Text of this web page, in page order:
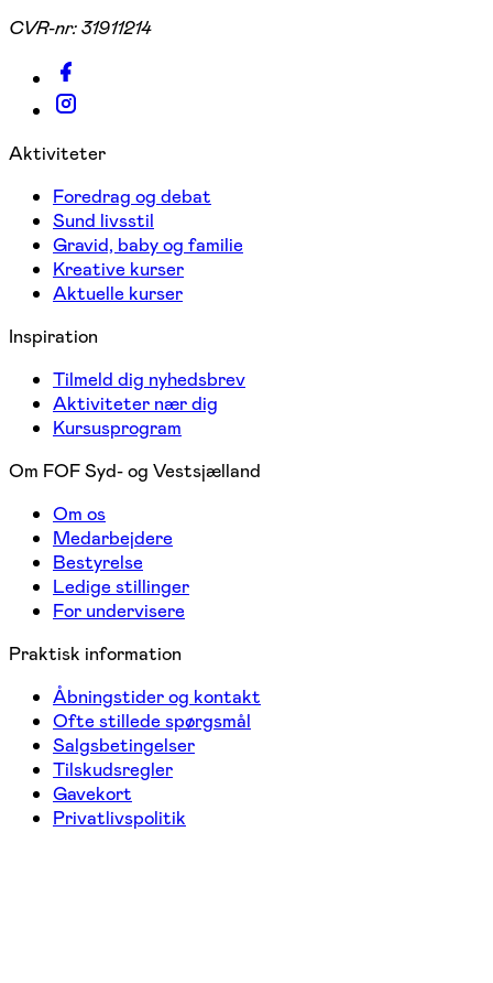
CVR-nr:31911214
Aktiviteter
Foredrag og debat
Sund livsstil
Gravid, baby og familie
Kreative kurser
Aktuelle kurser
Inspiration
Tilmeld dig nyhedsbrev
Aktiviteter nær dig
Kursusprogram
Om FOF Syd- og Vestsjælland
Om os
Medarbejdere
Bestyrelse
Ledige stillinger
For undervisere
Praktisk information
Åbningstider og kontakt
Ofte stillede spørgsmål
Salgsbetingelser
Tilskudsregler
Gavekort
Privatlivspolitik